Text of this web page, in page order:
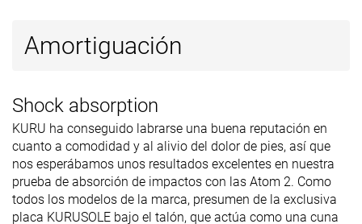
estaciones
#355
Popularidad #184 Top 50% #285 23% inferior #6 Top 2%
Amortiguación
Shock absorption
KURU ha conseguido labrarse una buena reputación en
cuanto a comodidad y al alivio del dolor de pies, así que
nos esperábamos unos resultados excelentes en nuestra
prueba de absorción de impactos con las Atom 2. Como
todos los modelos de la marca, presumen de la exclusiva
placa KURUSOLE bajo el talón, que actúa como una cuna